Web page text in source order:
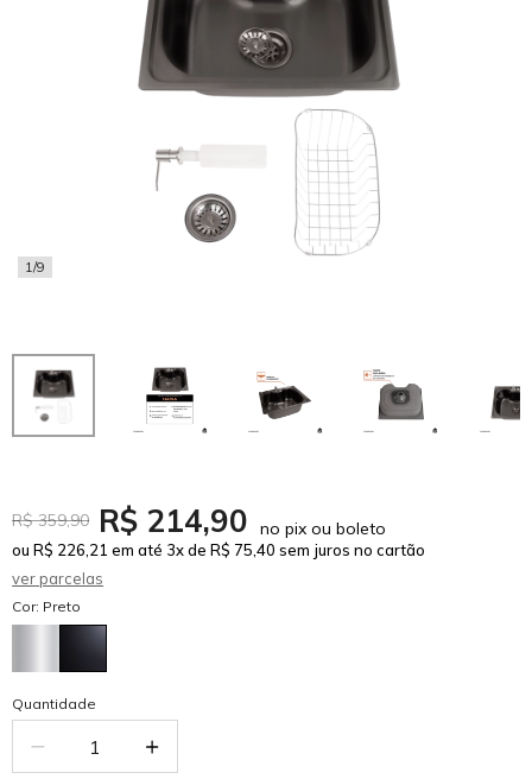
1/9
R$ 359,90 R$ 214,90 no pix ou boleto
ou R$ 226,21 em até 3x de R$ 75,40 sem juros no cartão
ver parcelas
Cor: Preto
Quantidade